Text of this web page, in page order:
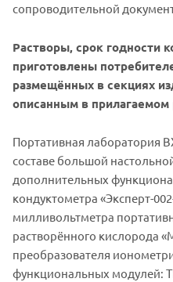
сопроводительной
Растворы, срок годности
приготовлены
размещённых в секциях
описанным в прилагаемом
Портативная лаборатория
составе большой
дополнительных
кондуктометра «Эксперт-
милливольтметра
растворённого кислорода
преобразователя
функциональных модулей: